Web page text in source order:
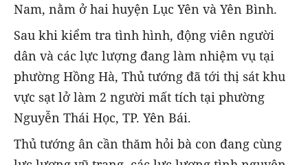
Nam, nằm ở hai huyện Lục Yên và Yên Bình.
Sau khi kiểm tra tình hình, động viên người
dân và các lực lượng đang làm nhiệm vụ tại
phường Hồng Hà, Thủ tướng đã tới thị sát khu
vực sạt lở làm 2 người mất tích tại phường
Nguyễn Thái Học, TP. Yên Bái.
Thủ tướng ân cần thăm hỏi bà con đang cùng